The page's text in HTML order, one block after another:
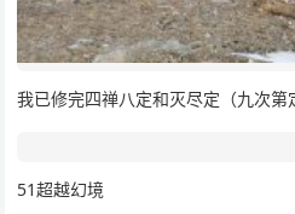
我已修完四禅八定和灭尽定（九次
51超越幻境